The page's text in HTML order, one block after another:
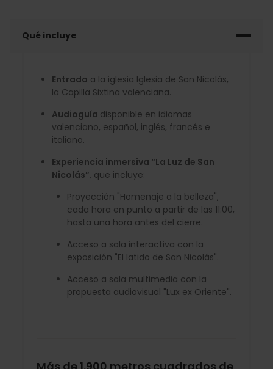
Qué incluye
Entrada a la iglesia Iglesia de San Nicolás,
la Capilla Sixtina valenciana.
Audioguía disponible en idiomas
valenciano, español, inglés, francés e
italiano.
Experiencia inmersiva “La Luz de San
Nicolás”, que incluye:
Proyección "Homenaje a la belleza",
cada hora en punto a partir de las 11:00,
hasta una hora antes del cierre.
Acceso a sala interactiva con la
exposición "El latido de San Nicolás".
Acceso a sala multimedia con la
propuesta audiovisual "Lux ex Oriente".